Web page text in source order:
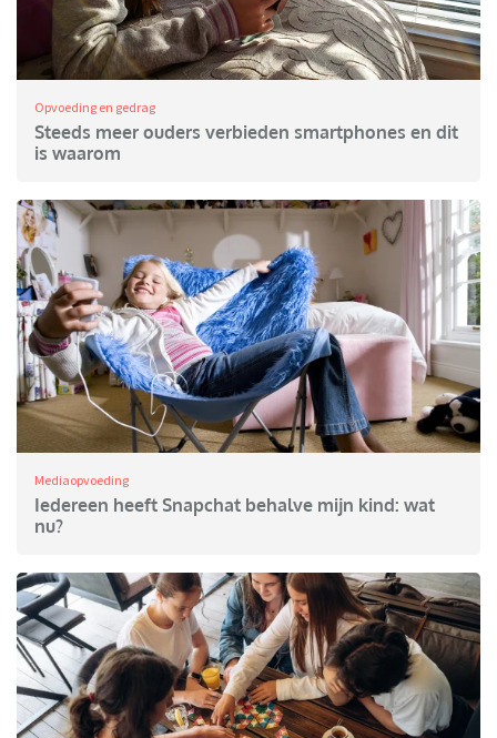
Opvoeding en gedrag
Steeds meer ouders verbieden smartphones en dit
is waarom
Mediaopvoeding
Iedereen heeft Snapchat behalve mijn kind: wat
nu?